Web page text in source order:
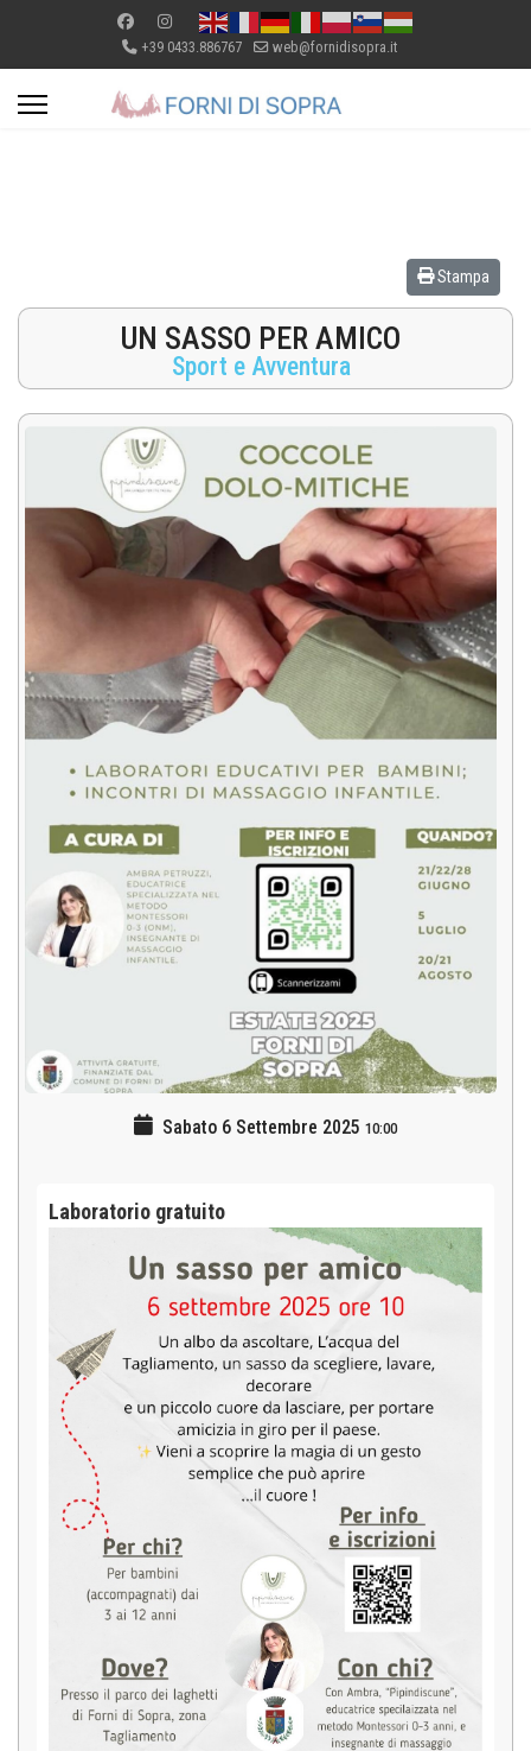
+39 0433.886767 web@fornidisopra.it
Stampa
UN SASSO PER AMICO
Sport e Avventura
Sabato 6 Settembre 2025 10:00
Laboratorio gratuito